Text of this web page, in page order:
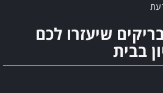
שיעזרו לכם
בבית